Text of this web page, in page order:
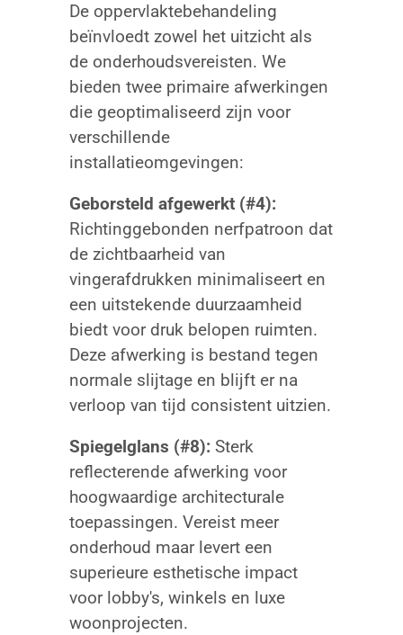
De oppervlaktebehandeling
beïnvloedt zowel het uitzicht als
de onderhoudsvereisten. We
bieden twee primaire afwerkingen
die geoptimaliseerd zijn voor
verschillende
installatieomgevingen:
Geborsteld afgewerkt (#4):
Richtinggebonden nerfpatroon dat
de zichtbaarheid van
vingerafdrukken minimaliseert en
een uitstekende duurzaamheid
biedt voor druk belopen ruimten.
Deze afwerking is bestand tegen
normale slijtage en blijft er na
verloop van tijd consistent uitzien.
Spiegelglans (#8): Sterk
reflecterende afwerking voor
hoogwaardige architecturale
toepassingen. Vereist meer
onderhoud maar levert een
superieure esthetische impact
voor lobby's, winkels en luxe
woonprojecten.